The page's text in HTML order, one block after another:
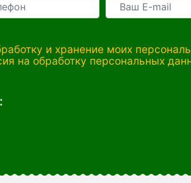
и хранение моих
на обработку персональных